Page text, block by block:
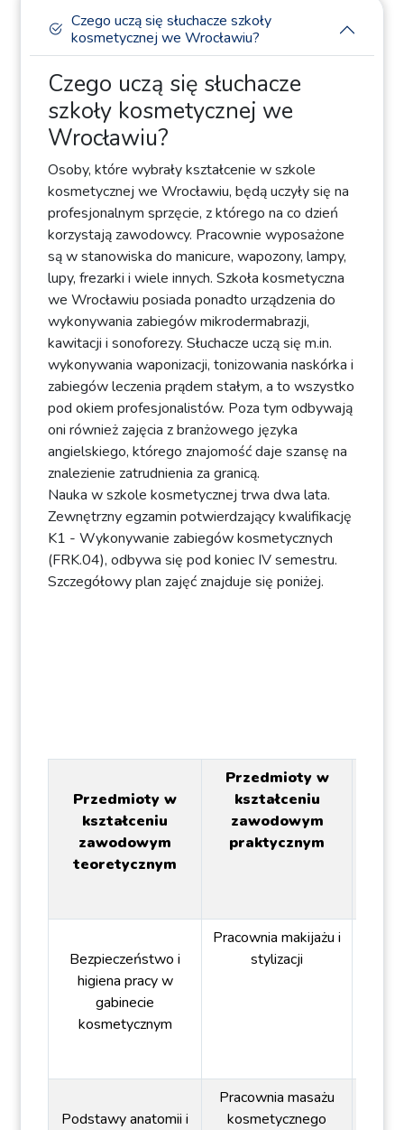
Czego uczą się słuchacze szkoły
kosmetycznej we Wrocławiu?
Czego uczą się słuchacze
szkoły kosmetycznej we
Wrocławiu?
Osoby, które wybrały kształcenie w szkole
kosmetycznej we Wrocławiu, będą uczyły się na
profesjonalnym sprzęcie, z którego na co dzień
korzystają zawodowcy. Pracownie wyposażone
są w stanowiska do manicure, wapozony, lampy,
lupy, frezarki i wiele innych. Szkoła kosmetyczna
we Wrocławiu posiada ponadto urządzenia do
wykonywania zabiegów mikrodermabrazji,
kawitacji i sonoforezy. Słuchacze uczą się m.in.
wykonywania waponizacji, tonizowania naskórka i
zabiegów leczenia prądem stałym, a to wszystko
pod okiem profesjonalistów. Poza tym odbywają
oni również zajęcia z branżowego języka
angielskiego, którego znajomość daje szansę na
znalezienie zatrudnienia za granicą.
Nauka w szkole kosmetycznej trwa dwa lata.
Zewnętrzny egzamin potwierdzający kwalifikację
K1 - Wykonywanie zabiegów kosmetycznych
(FRK.04), odbywa się pod koniec IV semestru.
Szczegółowy plan zajęć znajduje się poniżej.
Przedmioty w
kształceniu
zawodowym
teoretycznym
Przedmioty w
kształceniu
zawodowym
praktycznym
Bezpieczeństwo i
higiena pracy w
gabinecie
kosmetycznym
Pracownia makijażu i
stylizacji
Podstawy anatomii i
Pracownia masażu
kosmetycznego